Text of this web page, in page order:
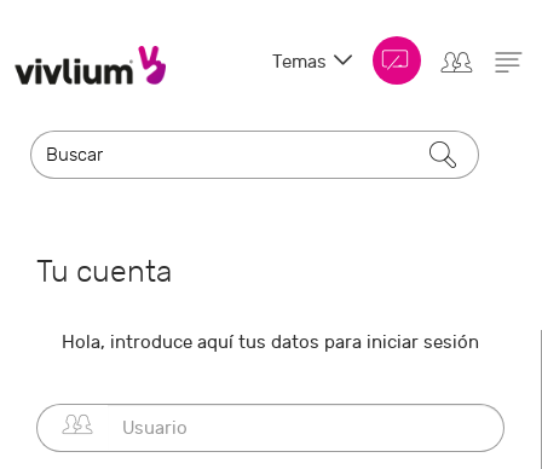
Temas
Tu cuenta
Hola, introduce aquí tus datos para iniciar sesión